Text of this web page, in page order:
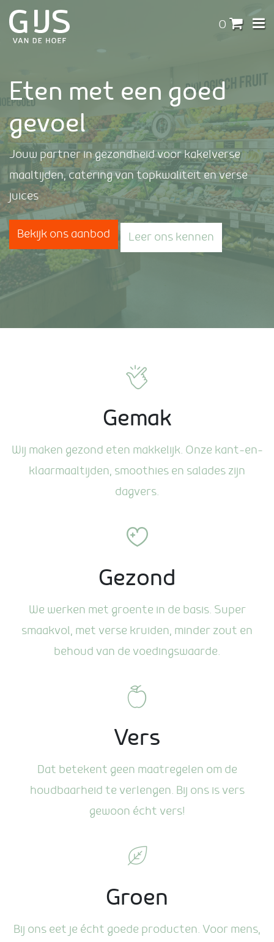
0
Eten met een goed
gevoel
Jouw partner in gezondheid voor kakelverse
maaltijden, catering van topkwaliteit en verse
juices
Bekijk ons aanbod Leer ons kennen
Gemak
Wij maken gezond eten makkelijk. Onze kant-en-
klaarmaaltijden, smoothies en salades zijn
dagvers.
Gezond
We werken met groente in de basis. Super
smaakvol, met verse kruiden, minder zout en
behoud van de voedingswaarde.
Vers
Dat betekent geen maatregelen om de
houdbaarheid te verlengen. Bij ons is vers
gewoon écht vers!
Groen
Bij ons eet je écht goede producten. Voor mens,